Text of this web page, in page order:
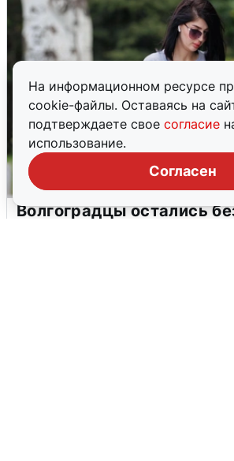
На информационном ресурсе
cookie-файлы. Оставаясь на
подтверждаете свое согласие
использование.
Согласен
Волгоградцы остались